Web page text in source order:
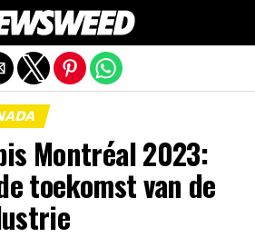
Montréal 2023:
toekomst van de
versie afsluiten